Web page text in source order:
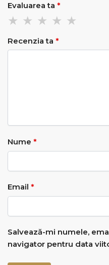
Evaluarea ta *
Recenzia ta *
Nume *
Email *
Salvează-mi numele,
navigator pentru data